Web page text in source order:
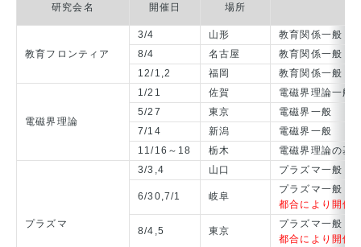
研究会名 開催日 場所
教育フロンティア
3/4 山形
教育関係一般
8/4
名古屋
教育関係一般
12/1,2
福岡 教育関係一般
電磁界理論
1/21 佐賀
電磁界理論一般
5/27
東京
電磁界一般
7/14
新潟
電磁界一般
11/16～18
栃木 電磁界理論の基
プラズマ
3/3,4 山口 プラズマ一般
6/30,7/1 岐阜
プラズマ一般
都合により開催
8/4,5 東京
プラズマ一般
都合により開催